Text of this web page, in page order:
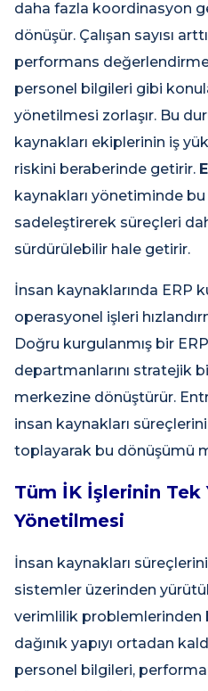
daha fazla koordinasyon
dönüşür. Çalışan sayısı
performans
personel bilgileri gibi
yönetilmesi zorlaşır. Bu
kaynakları ekiplerinin iş
riskini beraberinde getirir.
kaynakları yönetiminde bu
sadeleştirerek süreçleri
sürdürülebilir hale getirir.
İnsan kaynaklarında ERP
operasyonel işleri
Doğru kurgulanmış bir ERP
departmanlarını stratejik
merkezine dönüştürür.
insan kaynakları
toplayarak bu dönüşümü
Tüm İK İşlerinin Tek
Yönetilmesi
İnsan kaynakları
sistemler üzerinden
verimlilik problemlerinden
dağınık yapıyı ortadan
personel bilgileri,